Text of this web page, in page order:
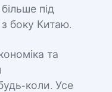
під
боку Китаю.
та
коли. Усе